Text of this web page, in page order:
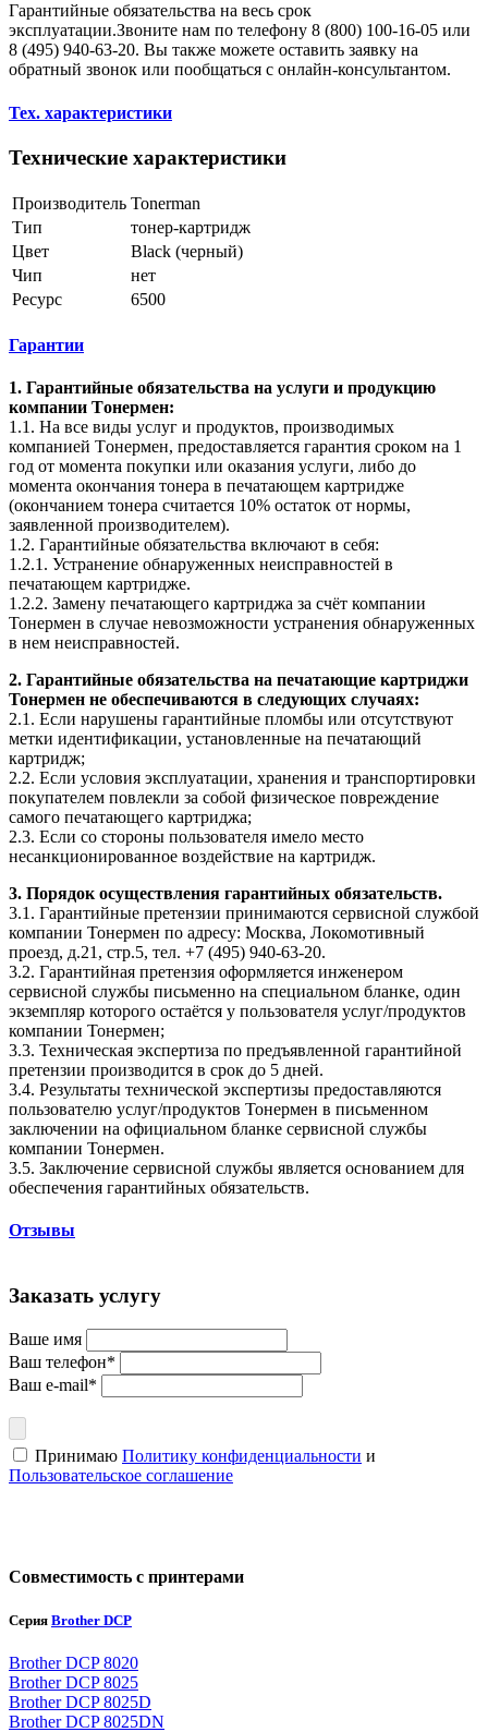
Гарантийные обязательства на весь срок
эксплуатации.Звоните нам по телефону 8 (800) 100-16-05 или
8 (495) 940-63-20. Вы также можете оставить заявку на
обратный звонок или пообщаться с онлайн-консультантом.
Тех. характеристики
Технические характеристики
Производитель Tonerman
Тип
тонер-картридж
Цвет
Black (черный)
Чип
нет
Ресурс
6500
Гарантии
1. Гарантийные обязательства на услуги и продукцию
компании Tонермен:
1.1. На все виды услуг и продуктов, производимых
компанией Tонермен, предоставляется гарантия сроком на 1
год от момента покупки или оказания услуги, либо до
момента окончания тонера в печатающем картридже
(окончанием тонера считается 10% остаток от нормы,
заявленной производителем).
1.2. Гарантийные обязательства включают в себя:
1.2.1. Устранение обнаруженных неисправностей в
печатающем картридже.
1.2.2. Замену печатающего картриджа за счёт компании
Тонермен в случае невозможности устранения обнаруженных
в нем неисправностей.
2. Гарантийные обязательства на печатающие картриджи
Тонермен не обеспечиваются в следующих случаях:
2.1. Если нарушены гарантийные пломбы или отсутствуют
метки идентификации, установленные на печатающий
картридж;
2.2. Если условия эксплуатации, хранения и транспортировки
покупателем повлекли за собой физическое повреждение
самого печатающего картриджа;
2.3. Если со стороны пользователя имело место
несанкционированное воздействие на картридж.
3. Порядок осуществления гарантийных обязательств.
3.1. Гарантийные претензии принимаются сервисной службой
компании Тонермен по адресу: Москва, Локомотивный
проезд, д.21, стр.5, тел. +7 (495) 940-63-20.
3.2. Гарантийная претензия оформляется инженером
сервисной службы письменно на специальном бланке, один
экземпляр которого остаётся у пользователя услуг/продуктов
компании Тонермен;
3.3. Техническая экспертиза по предъявленной гарантийной
претензии производится в срок до 5 дней.
3.4. Результаты технической экспертизы предоставляются
пользователю услуг/продуктов Тонермен в письменном
заключении на официальном бланке сервисной службы
компании Тонермен.
3.5. Заключение сервисной службы является основанием для
обеспечения гарантийных обязательств.
Отзывы
Заказать услугу
Ваше имя
Ваш телефон*
Ваш e-mail*
Принимаю Политику конфиденциальности и
Пользовательское соглашение
Совместимость с принтерами
Серия Brother DCP
Brother DCP 8020
Brother DCP 8025
Brother DCP 8025D
Brother DCP 8025DN